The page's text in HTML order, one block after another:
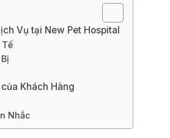
Vụ tại New Pet Hospital
Khách Hàng
Nhắc